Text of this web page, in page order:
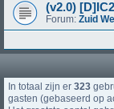
(v2.0)
Forum: Zuid
In totaal zijn er 323
gasten (gebaseerd op